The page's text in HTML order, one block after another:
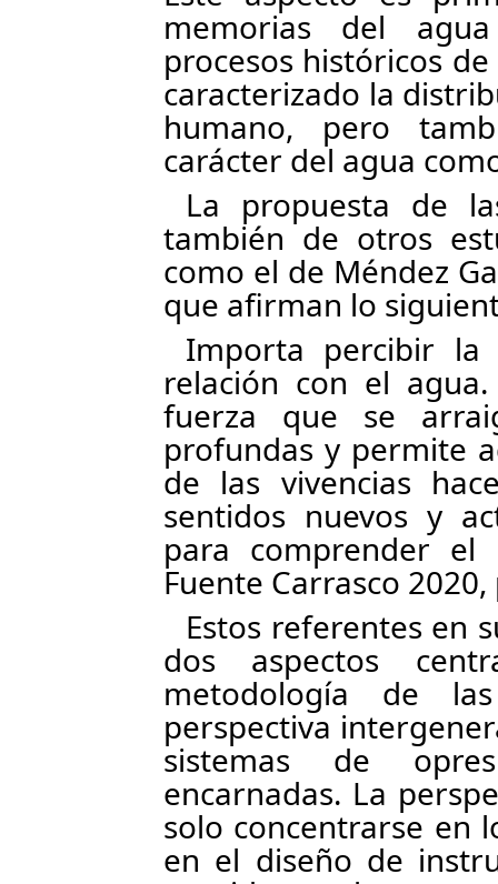
memorias del
procesos históricos
caracterizado la
humano, pero
carácter del agua
La propuesta de
también de otros
como el de Méndez
que afirman lo
Importa percibir la
relación con el
fuerza que se
profundas y permite
de las vivencias
sentidos nuevos y
para comprender el
Fuente Carrasco 2020,
Estos referentes en
dos aspectos
metodología de
perspectiva
sistemas de
encarnadas. La
solo concentrarse en
en el diseño de